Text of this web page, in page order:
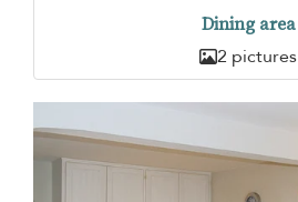
Dining area
2 pictures